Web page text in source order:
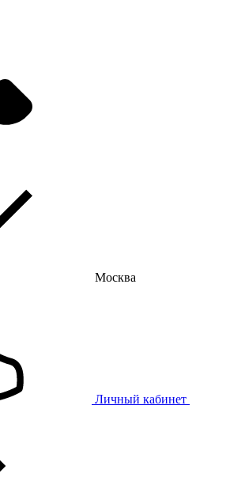
Москва
Личный кабинет